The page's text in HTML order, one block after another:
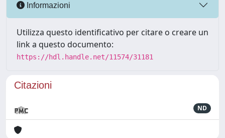
Informazioni
Utilizza questo identificativo per citare o creare un
link a questo documento:
https://hdl.handle.net/11574/31181
Citazioni
ND